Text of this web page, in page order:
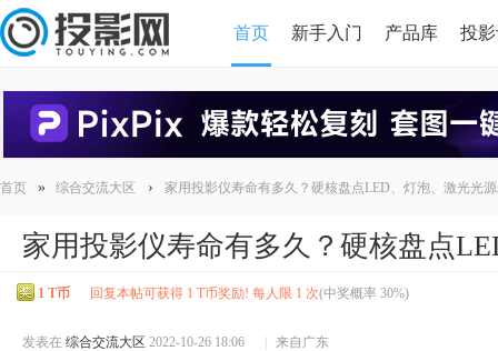
首页 新手入门 产品库 投
首页 » 综合交流大区 › 家用投影仪寿命有多久？硬核盘点LED、灯泡、激光光
家用投影仪寿命有多久？硬核盘点
1 T币 回复本帖可获得 1 T币奖励! 每人限 1 次(中奖概率 30%)
发表在 综合交流大区 2022-10-26 18:06 来自广东